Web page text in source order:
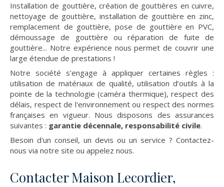
Installation de gouttière, création de gouttières en cuivre,
nettoyage de gouttière, installation de gouttière en zinc,
remplacement de gouttière, pose de gouttière en PVC,
démoussage de gouttière ou réparation de fuite de
gouttière... Notre expérience nous permet de couvrir une
large étendue de prestations !
Notre société s'engage à appliquer certaines règles :
utilisation de matériaux de qualité, utilisation d’outils à la
pointe de la technologie (caméra thermique), respect des
délais, respect de l'environnement ou respect des normes
françaises en vigueur. Nous disposons des assurances
suivantes : garantie décennale, responsabilité civile.
Besoin d'un conseil, un devis ou un service ? Contactez-
nous via notre site ou appelez nous.
Contacter Maison Lecordier,